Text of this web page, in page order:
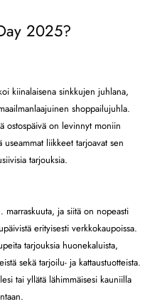
2025?
kiinalaisena sinkkujen juhlana,
shoppailujuhla.
ostospäivä on levinnyt moniin
liikkeet tarjoavat sen
tarjouksia.
ja siitä on nopeasti
erityisesti verkkokaupoissa.
tarjouksia huonekaluista,
sekä tarjoilu- ja kattaustuotteista.
tai yllätä lähimmäisesi kauniilla